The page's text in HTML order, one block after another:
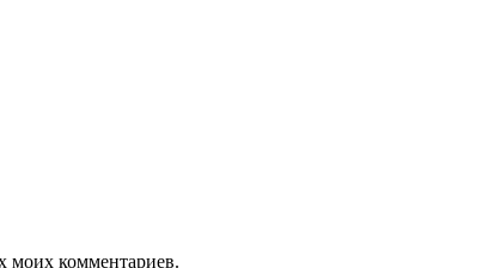
моих комментариев.